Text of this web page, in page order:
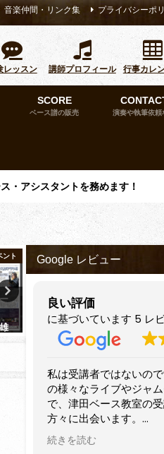
音楽仲間・リンク集 プライバシーポ
レッスン 講師プロフィール 行事カレ
SCORE
ベース譜の販売 演奏や執筆依頼
・アシスタントを務めます！
ント
【Richter SLIDE
TAILPIECE®：レザー系スト
ップの長さ調整の手間を解消す
るアイテム】購入レビュー
Google レビュー
良い評価
に基づいています 5 レ
すばらしいベーシスト
プレイヤーのみならず
て講師として活躍され
近隣でベースを始めてみ
方はもちろん、すでにあ
るけどさらにステップア
続きを読む